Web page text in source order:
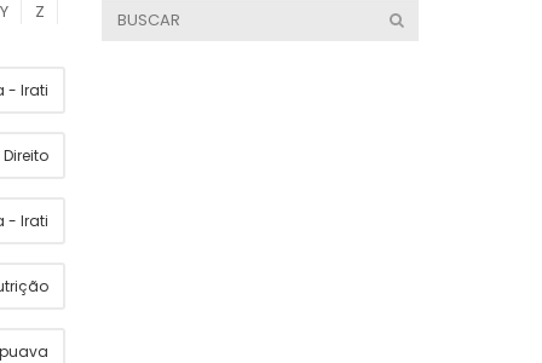
Y Z
- Irati
Direito
- Irati